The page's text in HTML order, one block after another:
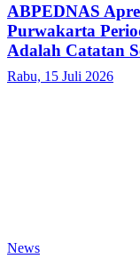
ABPEDNAS
Purwakarta
Adalah Catatan
Rabu, 15 Juli 2026
News